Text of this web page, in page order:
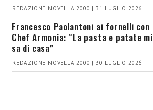
REDAZIONE NOVELLA 2000 | 31 LUGLIO 2026
Francesco Paolantoni ai fornelli con
Chef Armonia: “La pasta e patate mi
sa di casa”
REDAZIONE NOVELLA 2000 | 30 LUGLIO 2026